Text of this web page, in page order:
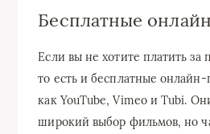
Бесплатные
Если вы не хотите платить за
то есть и бесплатные
как YouTube, Vimeo и Tubi.
широкий выбор фильмов, но